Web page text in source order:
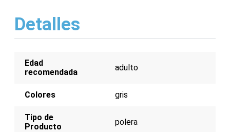
Detalles
Edad
recomendada
adulto
Colores gris
Tipo de
Producto
polera